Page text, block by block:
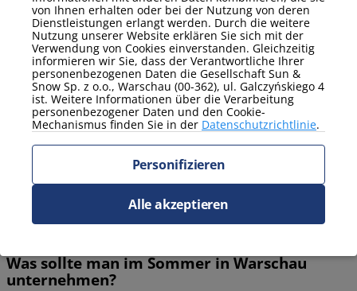
Drzewieckiego in Flughafennähe
Warschau bietet das ganze Jahr über viele Attraktionen, sowohl
im Winter als auch im Sommer. Saisonale kulturelle und
Freizeitveranstaltungen sorgen dafür, dass jeder hier etwas
Passendes findet.
Was sollte man im Winter in Warschau
Besuch von Museen und Kunstgalerien
Eislaufen auf städtischen Eisbahnen
Spaziergänge durch beleuchtete Parks und die
Was sollte man im Sommer in Warschau
unternehmen?
von Ihnen erhalten oder bei der Nutzung von deren
Dienstleistungen erlangt werden. Durch die weitere
Nutzung unserer Website erklären Sie sich mit der
Verwendung von Cookies einverstanden. Gleichzeitig
informieren wir Sie, dass der Verantwortliche Ihrer
personenbezogenen Daten die Gesellschaft Sun &
Snow Sp. z o.o., Warschau (00-362), ul. Galczyńskiego 4
ist. Weitere Informationen über die Verarbeitung
personenbezogener Daten und den Cookie-
Mechanismus finden Sie in der Datenschutzrichtlinie.
Personifizieren
Alle akzeptieren